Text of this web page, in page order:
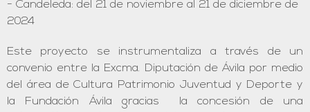
Candeleda: del 21 de noviembre al 21 de diciembre de
2024
Este proyecto se instrumentaliza a través de un
convenio entre la Excma. Diputación de Ávila por medio
del área de Cultura Patrimonio Juventud y Deporte y
la Fundación Ávila gracias la concesión de una